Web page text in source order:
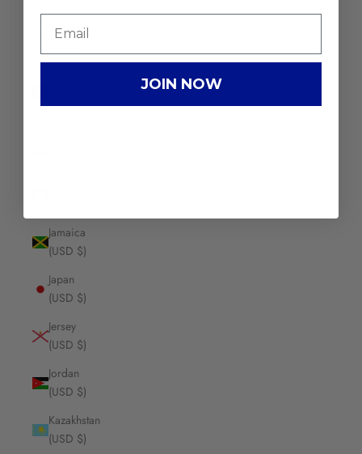
Ireland
(USD $)
Jamaica
(USD $)
Japan
(USD $)
Jersey
(USD $)
Jordan
(USD $)
Kazakhstan
(USD $)
JOIN NOW